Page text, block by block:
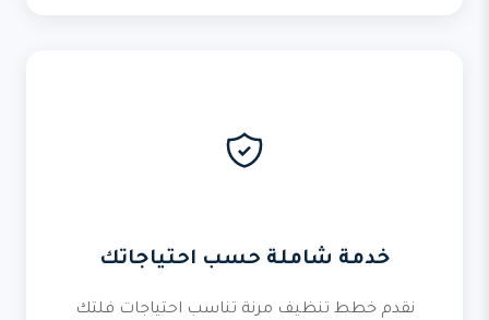
خدمة شاملة حسب احتياجاتك
نقدم خطط تنظيف مرنة تناسب احتياجات فلتك